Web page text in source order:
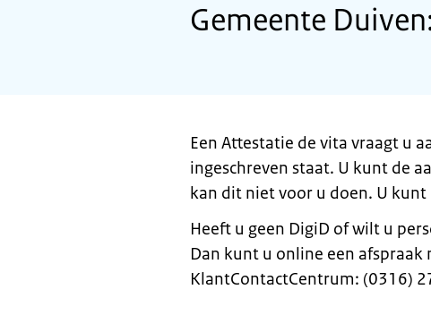
Gemeente
Een Attestatie de vita vraagt u
ingeschreven staat. U kunt de
kan dit niet voor u doen. U
Heeft u geen DigiD of wilt u
Dan kunt u online een
KlantContactCentrum: (0316)